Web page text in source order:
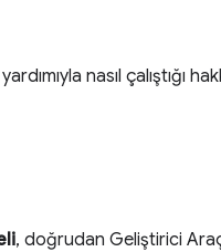
nasıl çalıştığı
, doğrudan Geliştirici